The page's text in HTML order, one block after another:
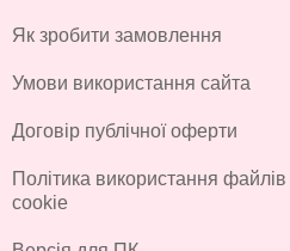
Як зробити замовлення
Умови використання сайта
Договір публічної оферти
Політика використання файлів
cookie